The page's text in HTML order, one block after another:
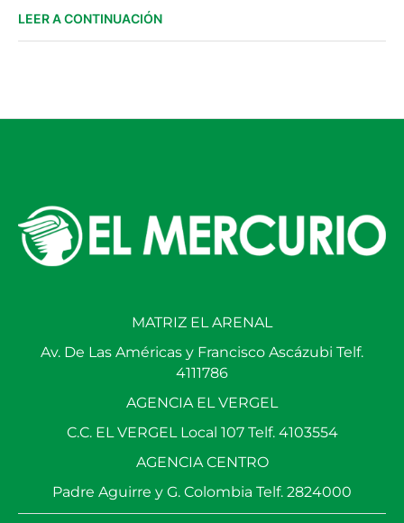
LEER A CONTINUACIÓN
MATRIZ EL ARENAL
Av. De Las Américas y Francisco Ascázubi Telf.
4111786
AGENCIA EL VERGEL
C.C. EL VERGEL Local 107 Telf. 4103554
AGENCIA CENTRO
Padre Aguirre y G. Colombia Telf. 2824000